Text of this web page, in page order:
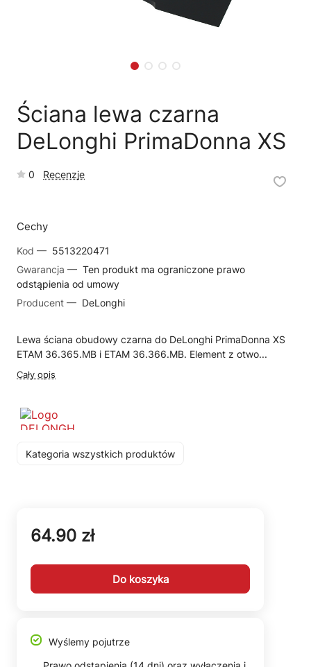
Ściana lewa czarna
DeLonghi PrimaDonna XS
0 Recenzje
Cechy
Kod — 5513220471
Gwarancja — Ten produkt ma ograniczone prawo
odstąpienia od umowy
Producent — DeLonghi
Lewa ściana obudowy czarna do DeLonghi PrimaDonna XS
ETAM 36.365.MB i ETAM 36.366.MB. Element z otwo...
Cały opis
Kategoria wszystkich produktów
64.90 zł
Do koszyka
Wyślemy pojutrze
📦Reklamacja towaru